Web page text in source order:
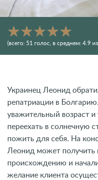
(всего: 51 голос, в среднем: 4.9
Украинец Леонид
репатриации в
уважительный возраст
переехать в солнечную
пожить для себя. На
Леонид может получить
происхождению и
желание клиента